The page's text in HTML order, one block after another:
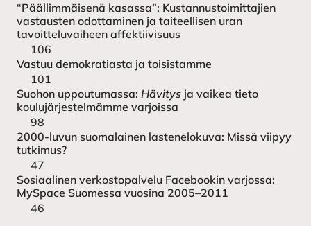
“Päällimmäisenä kasassa”: Kustannustoimittajien
vastausten odottaminen ja taiteellisen uran
tavoitteluvaiheen affektiivisuus
106
Vastuu demokratiasta ja toisistamme
101
Suohon uppoutumassa: Hävitys ja vaikea tieto
koulujärjestelmämme varjoissa
98
2000-luvun suomalainen lastenelokuva: Missä viipyy
tutkimus?
47
Sosiaalinen verkostopalvelu Facebookin varjossa:
MySpace Suomessa vuosina 2005–2011
46